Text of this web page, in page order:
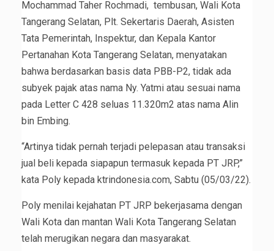
Mochammad Taher Rochmadi, tembusan, Wali Kota
Tangerang Selatan, Plt. Sekertaris Daerah, Asisten
Tata Pemerintah, Inspektur, dan Kepala Kantor
Pertanahan Kota Tangerang Selatan, menyatakan
bahwa berdasarkan basis data PBB-P2, tidak ada
subyek pajak atas nama Ny. Yatmi atau sesuai nama
pada Letter C 428 seluas 11.320m2 atas nama Alin
bin Embing.
“Artinya tidak pernah terjadi pelepasan atau transaksi
jual beli kepada siapapun termasuk kepada PT JRP,”
kata Poly kepada ktrindonesia.com, Sabtu (05/03/22).
Poly menilai kejahatan PT JRP bekerjasama dengan
Wali Kota dan mantan Wali Kota Tangerang Selatan
telah merugikan negara dan masyarakat.